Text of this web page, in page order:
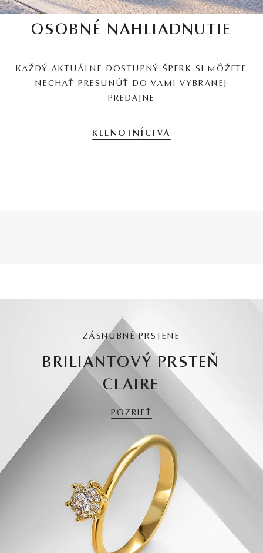
OSOBNÉ NAHLIADNUTIE
KAŽDÝ AKTUÁLNE DOSTUPNÝ ŠPERK SI MÔŽETE
NECHAŤ PRESUNÚŤ DO VAMI VYBRANEJ
PREDAJNE
KLENOTNÍCTVA
ZÁSNUBNÉ PRSTENE
BRILIANTOVÝ PRSTEŇ
CLAIRE
POZRIEŤ